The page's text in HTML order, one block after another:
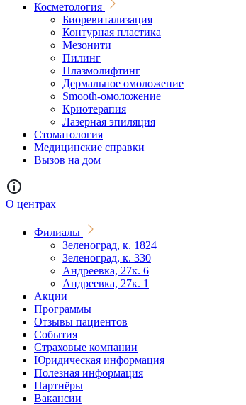
Косметология
Биоревитализация
Контурная пластика
Мезонити
Пилинг
Плазмолифтинг
Дермальное омоложение
Smooth-омоложение
Криотерапия
Лазерная эпиляция
Стоматология
Медицинские справки
Вызов на дом
О центрах
Филиалы
Зеленоград, к. 1824
Зеленоград, к. 330
Андреевка, 27к. 6
Андреевка, 27к. 1
Акции
Программы
Отзывы пациентов
События
Страховые компании
Юридическая информация
Полезная информация
Партнёры
Вакансии